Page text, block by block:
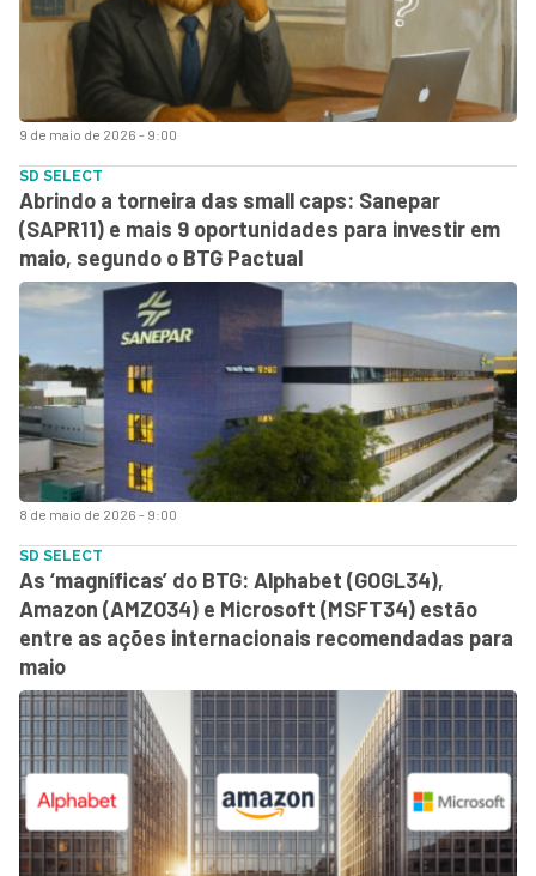
9 de maio de 2026 - 9:00
8 de maio de 2026 - 9:00
SD SELECT
Abrindo a torneira das small caps: Sanepar
(SAPR11) e mais 9 oportunidades para investir em
maio, segundo o BTG Pactual
SD SELECT
As ‘magníficas’ do BTG: Alphabet (GOGL34),
Amazon (AMZO34) e Microsoft (MSFT34) estão
entre as ações internacionais recomendadas para
maio